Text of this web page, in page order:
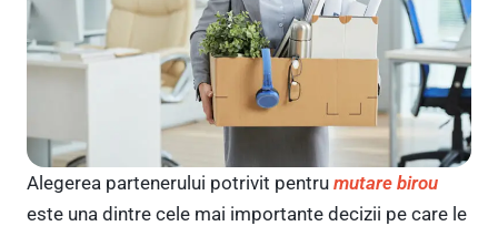
Alegerea partenerului potrivit pentru mutare birou
este una dintre cele mai importante decizii pe care le